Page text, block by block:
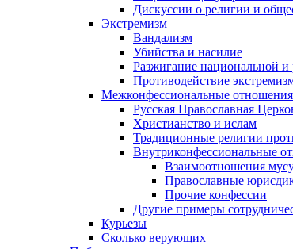
Дискуссии о религии и
Экстремизм
Вандализм
Убийства и насилие
Разжигание национальной
Противодействие
Межконфессиональные отношения
Русская Православная
Христианство и ислам
Традиционные религии
Внутриконфессиональные
Взаимоотношения
Православные
Прочие конфессии
Другие примеры
Курьезы
Сколько верующих